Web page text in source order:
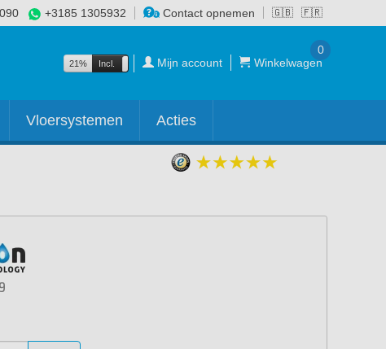
🇬🇧 🇫🇷
+3185 1305932 Contact opnemen
21% Incl. Excl. Mijn account Winkelwagen
0
Vloersystemen Acties